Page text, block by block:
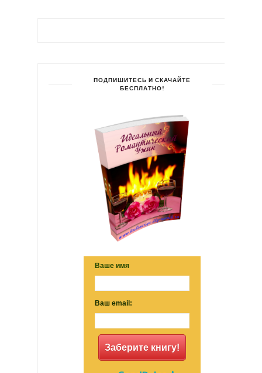
ПОДПИШИТЕСЬ И СКАЧАЙТЕ
БЕСПЛАТНО!
Ваше имя
Ваш email:
Заберите книгу!